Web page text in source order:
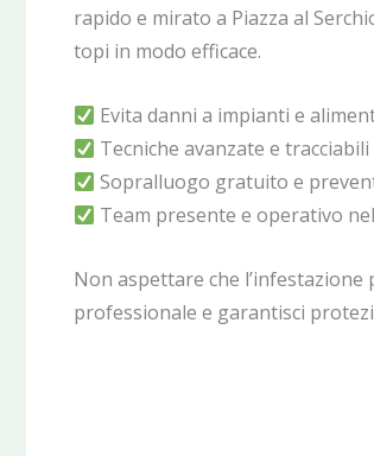
rapido e mirato a Piazza al
topi in modo efficace.
Evita danni a impianti e
Tecniche avanzate e tracciabili
Sopralluogo gratuito e
Team presente e operativo
Non aspettare che
professionale e garantisci